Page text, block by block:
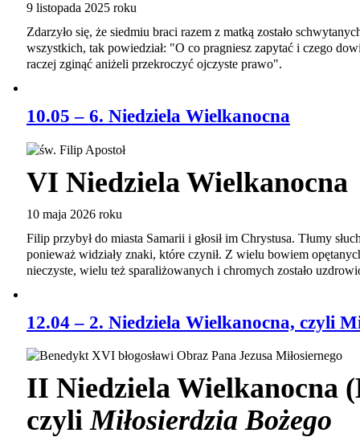
9 listopada 2025 roku
Zdarzyło się, że siedmiu braci razem z matką zostało
wszystkich, tak powiedział: "O co pragniesz zapytać i czego
raczej zginąć aniżeli przekroczyć ojczyste prawo".
10.05 – 6. Niedziela Wielkanocna
VI Niedziela Wielkanocna
10 maja 2026 roku
Filip przybył do miasta Samarii i głosił im Chrystusa. Tłumy
ponieważ widziały znaki, które czynił. Z wielu bowiem
nieczyste, wielu też sparaliżowanych i chromych zostało
12.04 – 2. Niedziela Wielkanocna, czyli
II Niedziela Wielkanocna
czyli Miłosierdzia Bożego